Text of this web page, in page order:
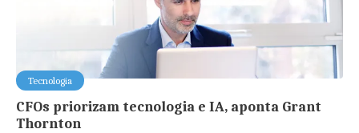
Tecnologia
CFOs priorizam tecnologia e IA, aponta Grant
Thornton